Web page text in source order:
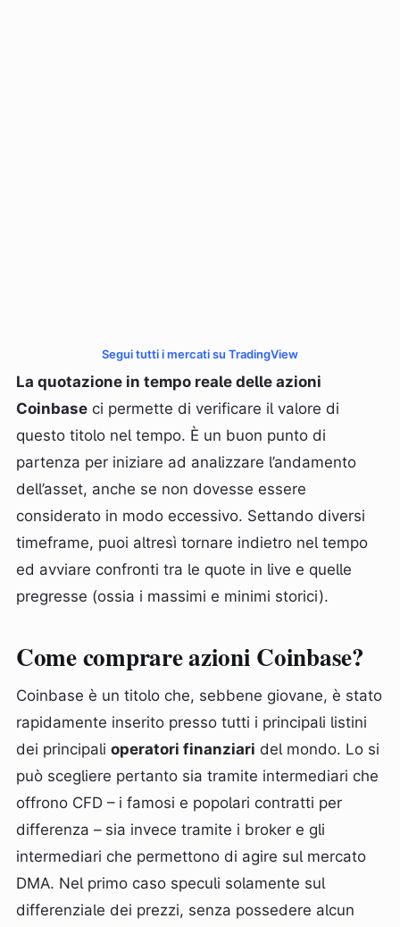
Segui tutti i mercati su TradingView
La quotazione in tempo reale delle azioni
Coinbase ci permette di verificare il valore di
questo titolo nel tempo. È un buon punto di
partenza per iniziare ad analizzare l’andamento
dell’asset, anche se non dovesse essere
considerato in modo eccessivo. Settando diversi
timeframe, puoi altresì tornare indietro nel tempo
ed avviare confronti tra le quote in live e quelle
pregresse (ossia i massimi e minimi storici).
Come comprare azioni Coinbase?
Coinbase è un titolo che, sebbene giovane, è stato
rapidamente inserito presso tutti i principali listini
dei principali operatori finanziari del mondo. Lo si
può scegliere pertanto sia tramite intermediari che
offrono CFD – i famosi e popolari contratti per
differenza – sia invece tramite i broker e gli
intermediari che permettono di agire sul mercato
DMA. Nel primo caso speculi solamente sul
differenziale dei prezzi, senza possedere alcun